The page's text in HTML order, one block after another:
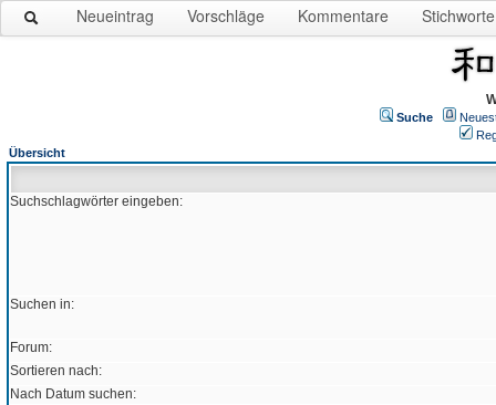
Neueintrag Vorschläge Kommentare Stichworte
Suche
Übersicht
Suchschlagwörter eingeben:
Suchen in:
Forum:
Sortieren nach:
Nach Datum suchen: